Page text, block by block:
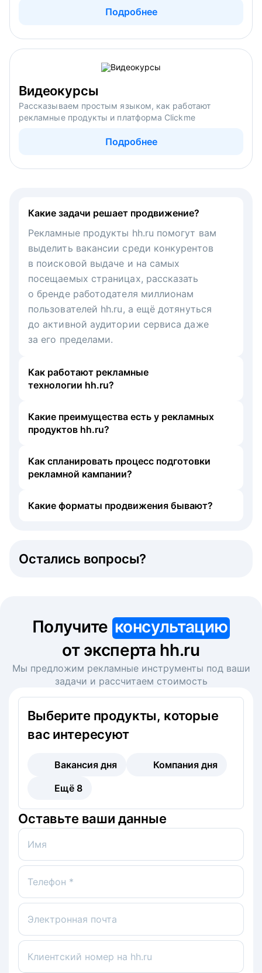
Подробнее
Видеокурсы
Рассказываем простым языком, как работают
рекламные продукты и платформа Clickme
Подробнее
Какие задачи решает продвижение?
Рекламные продукты hh.ru помогут вам
выделить вакансии среди конкурентов
в поисковой выдаче и на самых
посещаемых страницах, рассказать
о бренде работодателя миллионам
пользователей hh.ru, а ещё дотянуться
до активной аудитории сервиса даже
за его пределами.
Как работают рекламные
технологии hh.ru?
Какие преимущества есть у рекламных
продуктов hh.ru?
Как спланировать процесс подготовки
рекламной кампании?
Какие форматы продвижения бывают?
Остались вопросы?
Получите консультацию
от эксперта hh.ru
Мы предложим рекламные инструменты под ваши
задачи и рассчитаем стоимость
Выберите продукты, которые
вас интересуют
Вакансия дня
Компания дня
Ещё 8
Оставьте ваши данные
Имя
Телефон *
Электронная почта
Клиентский номер на hh.ru